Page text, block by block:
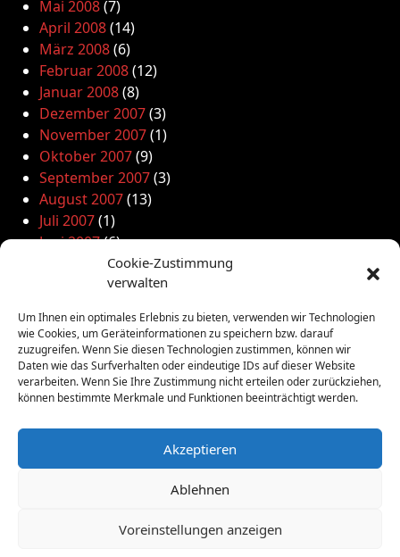
Cookie-Zustimmung
verwalten
Um Ihnen ein optimales Erlebnis zu bieten, verwenden wir Technologien
wie Cookies, um Geräteinformationen zu speichern bzw. darauf
zuzugreifen. Wenn Sie diesen Technologien zustimmen, können wir
Daten wie das Surfverhalten oder eindeutige IDs auf dieser Website
verarbeiten. Wenn Sie Ihre Zustimmung nicht erteilen oder zurückziehen,
können bestimmte Merkmale und Funktionen beeinträchtigt werden.
Akzeptieren
Ablehnen
Voreinstellungen anzeigen
Mai 2008(7)
April 2008(14)
März 2008(6)
Februar 2008(12)
Januar 2008(8)
Dezember 2007(3)
November 2007(1)
Oktober 2007(9)
September 2007(3)
August 2007(13)
Juli 2007(1)
Juni 2007(6)
(12)
(7)
Februar 2007(9)
Januar 2007(7)
Dezember 2006(10)
November 2006(16)
September 2006(8)